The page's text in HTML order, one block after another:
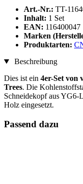
Art.-Nr.: TT-
Inhalt: 1 Set
EAN: 116400047
Marken
Produktarten:
Beschreibung
Dies ist ein 4er-Set von
Trees. Die
Schneidekopf aus YG6-
Holz eingesetzt.
Passend dazu